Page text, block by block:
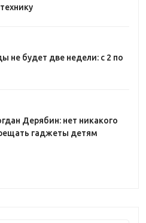
не будет две недели: с 2 по
Дерябин: нет никакого
гаджеты детям